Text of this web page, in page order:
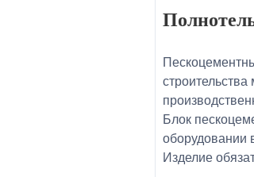
Блок
оборудовании
Изделие